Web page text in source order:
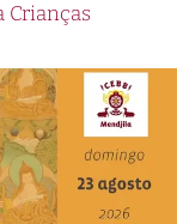
Crianças